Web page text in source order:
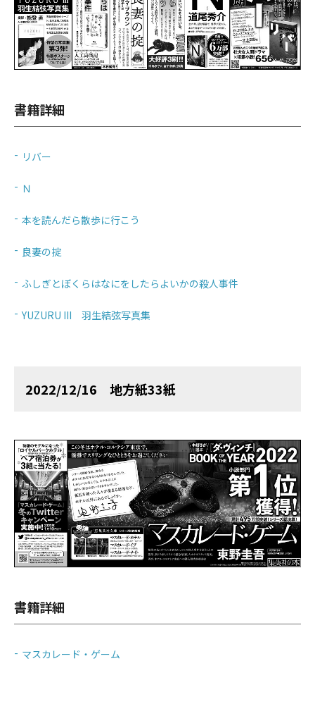
書籍詳細
リバー
Ｎ
本を読んだら散歩に行こう
良妻の掟
ふしぎとぼくらはなにをしたらよいかの殺人事件
YUZURU III 羽生結弦写真集
2022/12/16 地方紙33紙
書籍詳細
マスカレード・ゲーム